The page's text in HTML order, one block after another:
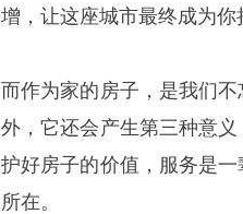
增，让这座城市最终成为你
而作为家的房子，是我们
外，它还会产生第三种意
护好房子的价值，服务是
所在。